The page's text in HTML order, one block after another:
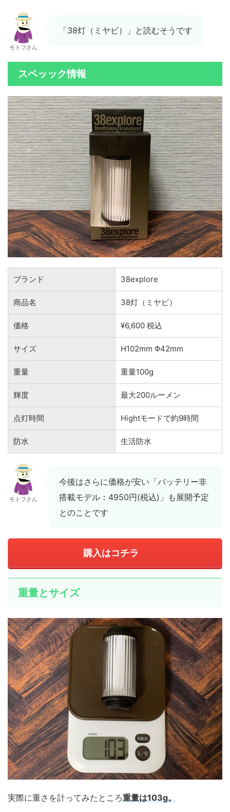
モトフさん
「38灯（ミヤビ）」と読むそうです
スペッック情報
ブランド 38explore
商品名 38灯（ミヤビ）
価格 ¥6,600 税込
サイズ H102mm Φ42mm
重量 重量100g
輝度 最大200ルーメン
点灯時間 Hightモードで約9時間
防水 生活防水
モトフさん
今後はさらに価格が安い「バッテリー非
搭載モデル：4950円(税込)」も展開予定
とのことです
購入はコチラ
重量とサイズ
実際に重さを計ってみたところ重量は103g。